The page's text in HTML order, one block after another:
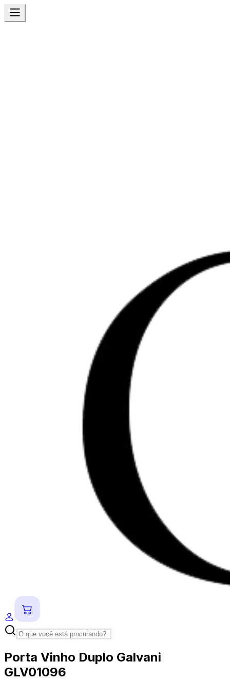
Porta Vinho Duplo Galvani
GLV01096